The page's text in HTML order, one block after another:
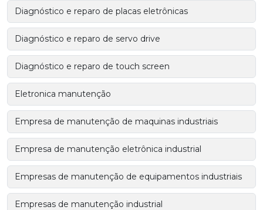
Diagnóstico e reparo de placas eletrônicas
Diagnóstico e reparo de servo drive
Diagnóstico e reparo de touch screen
Eletronica manutenção
Empresa de manutenção de maquinas industriais
Empresa de manutenção eletrônica industrial
Empresas de manutenção de equipamentos industriais
Empresas de manutenção industrial